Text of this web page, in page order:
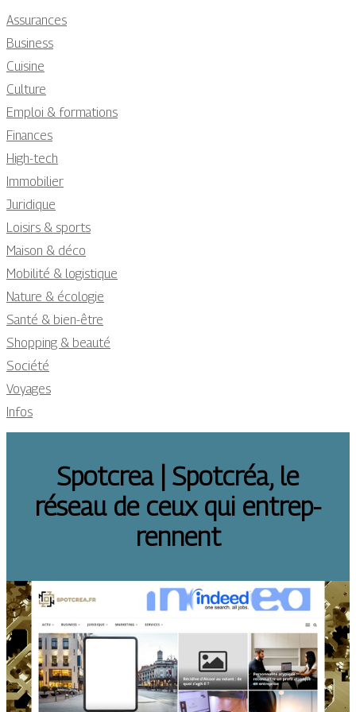
Assurances
Business
Cuisine
Culture
Emploi & formations
Finances
High-tech
Immobilier
Juridique
Loisirs & sports
Maison & déco
Mobilité & logistique
Nature & écologie
Santé & bien-être
Shopping & beauté
Société
Voyages
Infos
Spotcrea | Spotcréa, le
réseau de ceux qui entrep­
ren­nent